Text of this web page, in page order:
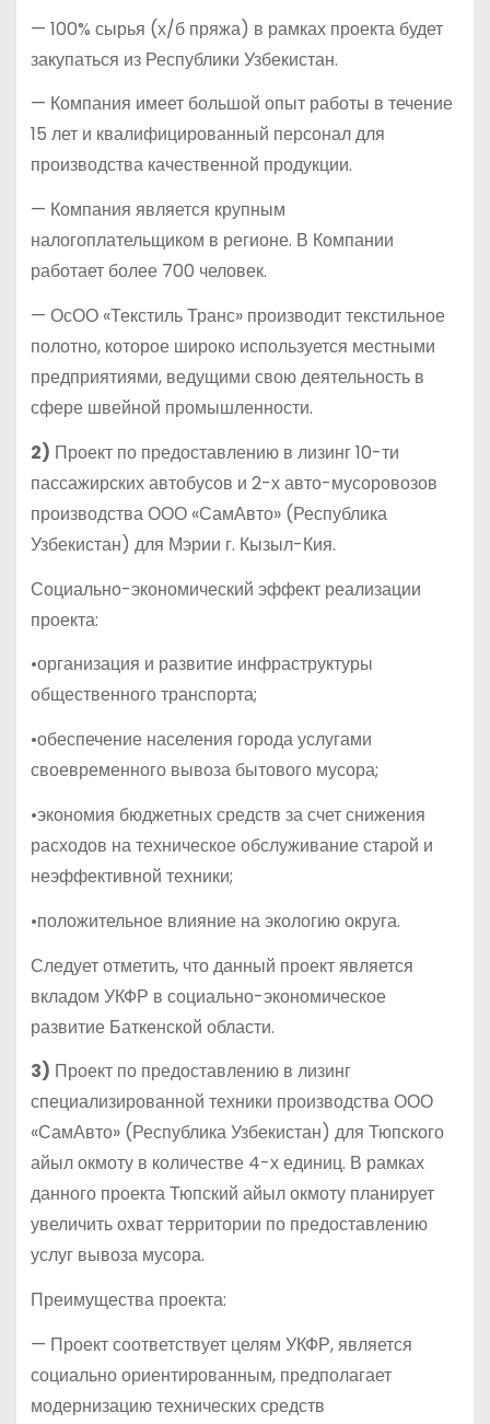
— 100% сырья (х/б пряжа) в рамках проекта будет
закупаться из Республики Узбекистан.
— Компания имеет большой опыт работы в течение
15 лет и квалифицированный персонал для
производства качественной продукции.
— Компания является крупным
налогоплательщиком в регионе. В Компании
работает более 700 человек.
— ОсОО «Текстиль Транс» производит текстильное
полотно, которое широко используется местными
предприятиями, ведущими свою деятельность в
сфере швейной промышленности.
2) Проект по предоставлению в лизинг 10-ти
пассажирских автобусов и 2-х авто-мусоровозов
производства ООО «СамАвто» (Республика
Узбекистан) для Мэрии г. Кызыл-Кия.
Социально-экономический эффект реализации
проекта:
•организация и развитие инфраструктуры
общественного транспорта;
•обеспечение населения города услугами
своевременного вывоза бытового мусора;
•экономия бюджетных средств за счет снижения
расходов на техническое обслуживание старой и
неэффективной техники;
•положительное влияние на экологию округа.
Следует отметить, что данный проект является
вкладом УКФР в социально-экономическое
развитие Баткенской области.
3) Проект по предоставлению в лизинг
специализированной техники производства ООО
«СамАвто» (Республика Узбекистан) для Тюпского
айыл окмоту в количестве 4-х единиц. В рамках
данного проекта Тюпский айыл окмоту планирует
увеличить охват территории по предоставлению
услуг вывоза мусора.
Преимущества проекта:
— Проект соответствует целям УКФР, является
социально ориентированным, предполагает
модернизацию технических средств